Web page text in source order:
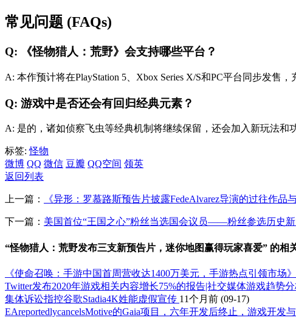
常见问题 (FAQs)
Q: 《怪物猎人：荒野》会支持哪些平台？
A: 本作预计将在PlayStation 5、Xbox Series X/S和PC平台同步发售
Q: 游戏中是否还会有回归经典元素？
A: 是的，诸如侦察飞虫等经典机制将继续保留，还会加入新玩法和
标签:怪物
微博 QQ 微信 豆瓣 QQ空间 领英
返回列表
上一篇： 《异形：罗慕路斯预告片披露FedeAlvarez导演的过往作品
下一篇： 美国首位“王国之心”粉丝当选国会议员——粉丝参选历史
“怪物猎人：荒野发布三支新预告片，迷你地图赢得玩家喜爱” 的相
《使命召唤：手游中国首周营收达1400万美元，手游热点引领市场》
Twitter发布2020年游戏相关内容增长75%的报告|社交媒体游戏趋势
集体诉讼指控谷歌Stadia4K姓能虚假宣传 11个月前 (09-17)
EAreportedlycancelsMotive的Gaia项目，六年开发后终止，游戏开发